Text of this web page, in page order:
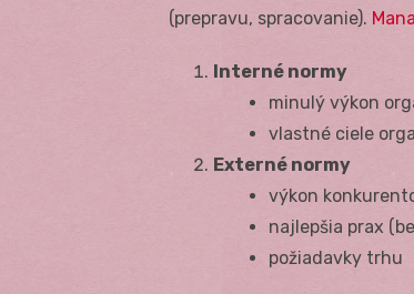
(prepravu, spracovanie).
Interné normy
minulý výkon
vlastné ciele
Externé normy
výkon
najlepšia prax
požiadavky trhu